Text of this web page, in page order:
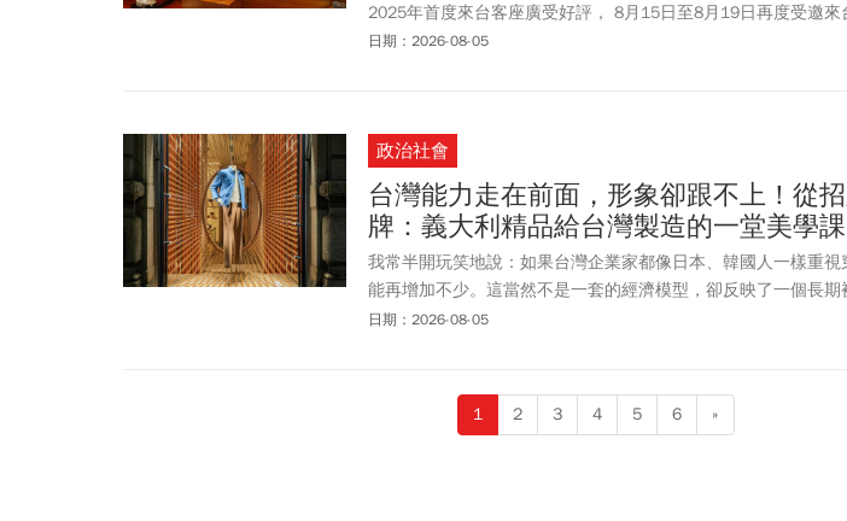
2025年首度來台客座廣受好評， 8月15日至8月19日再度受邀來
本料理限時客座，將百年傳承酥香美味的天婦羅匠藝再次帶到台
日期：2026-08-05
政治社會
台灣能力走在前面，形象卻跟不上！從
牌：義大利精品給台灣製造的一堂美學課
我常半開玩笑地說：如果台灣企業家都像日本、韓國人一樣重視
能再增加不少。這當然不是一套的經濟模型，卻反映了一個長
經常走在前面，形象卻沒有及時跟上。我們擁有世界級工程師、
機會認識你的能力。形象不是能力的替代品，而是能力被理解的
日期：2026-08-05
1 2 3 4 5 6 »